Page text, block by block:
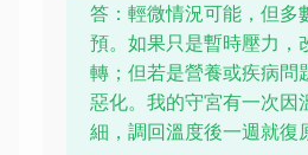
答：輕微情況可能，但多
預。如果只是暫時壓力，
轉；但若是營養或疾病問
惡化。我的守宮有一次因
細，調回溫度後一週就復